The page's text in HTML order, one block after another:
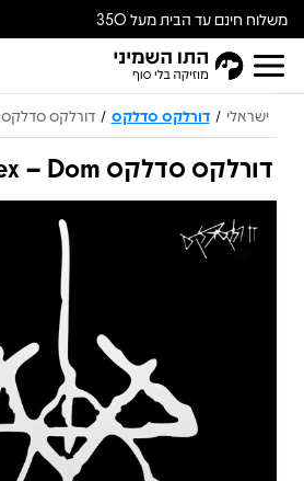
משלוח חינם עד הבית מעל 350
ש״ח
ישראלי / דורלקס סדלקס / דורלקס סדלקס Duralex Sedlex – Dom
דורלקס סדלקס Duralex Sedlex – Dom